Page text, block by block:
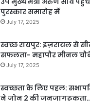
पुरस्कार समारोह में
July 17, 2025
स्वच्छ रायपुर: इज़रायल से
सफलता- महापौर मीनल
July 17, 2025
स्वच्छता के लिए पहल:
ने जोन 2 की